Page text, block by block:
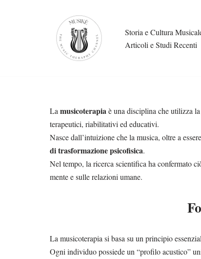
Storia e Cultura
Articoli e Studi Recenti
La musicoterapiaè una disciplina che utilizza
terapeutici, riabilitativi ed educativi.
Nasce dall’intuizione che la musica, oltre a
di trasformazione psicofisica.
Nel tempo, la ricerca scientifica ha confermato
mente e sulle relazioni umane.
La musicoterapia si basa su un principio
Ogni individuo possiede un “profilo acustico”